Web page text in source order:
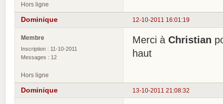
Hors ligne
12-10-2011 16:01:19
Dominique
Membre
Inscription : 11-10-2011
Messages : 12
Merci à Christian
haut
Hors ligne
13-10-2011 21:08:32
Dominique